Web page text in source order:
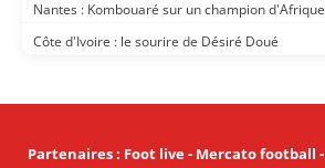
Nantes : Kombouaré sur un champion d'Afrique
Côte d'Ivoire : le sourire de Désiré Doué
Partenaires: Foot live- Mercato football -